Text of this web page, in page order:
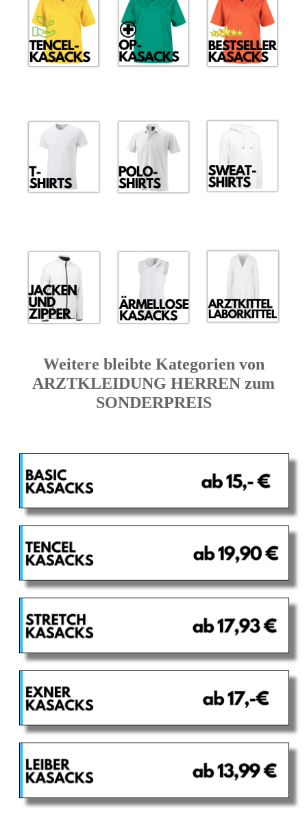
Weitere bleibte Kategorien von
ARZTKLEIDUNG HERREN zum
SONDERPREIS